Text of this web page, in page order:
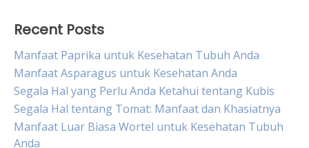
Recent Posts
Manfaat Paprika untuk Kesehatan Tubuh Anda
Manfaat Asparagus untuk Kesehatan Anda
Segala Hal yang Perlu Anda Ketahui tentang Kubis
Segala Hal tentang Tomat: Manfaat dan Khasiatnya
Manfaat Luar Biasa Wortel untuk Kesehatan Tubuh
Anda